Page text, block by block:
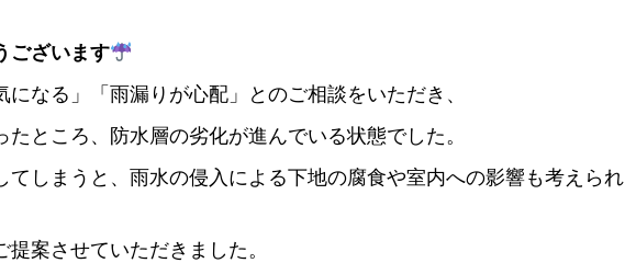
ございます
になる」「雨漏りが心配」とのご相談をいただき、
たところ、防水層の劣化が進んでいる状態でした。
てしまうと、雨水の侵入による下地の腐食や室内への影響も考えられ
案させていただきました。